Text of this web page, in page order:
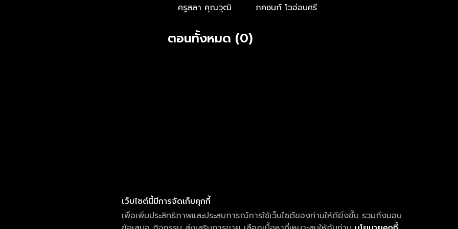
ครูสลา คุณวุฒิ ภคชนก์ โวอ่อนศรี
ตอนทั้งหมด (0)
เว็บไซต์นี้มีการจัดเก็บคุกกี้
เพื่อเพิ่มประสิทธิภาพและประสบการณ์การใช้เว็บไซต์ของท่านให้ดียิ่งขึ้น รวมถึงมอบ